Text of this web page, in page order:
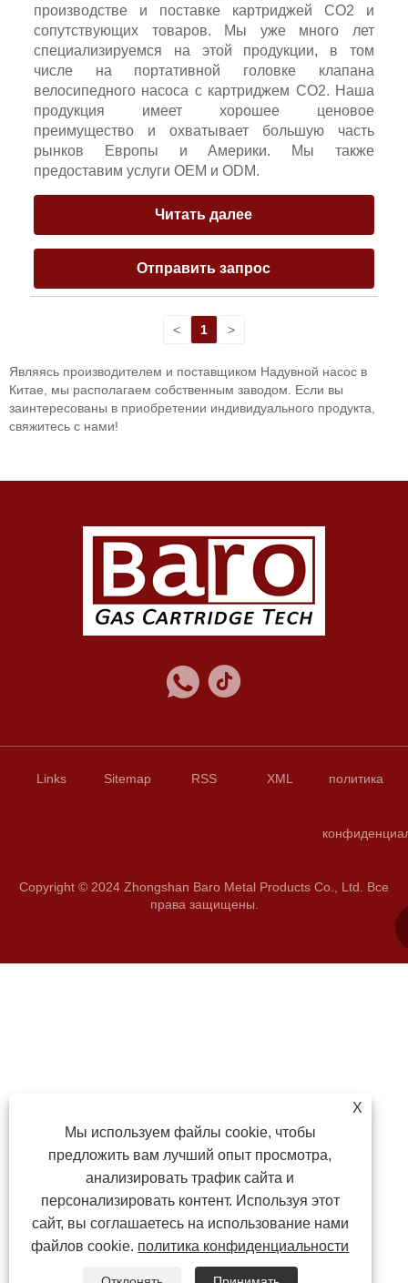
производстве и поставке картриджей CO2 и
сопутствующих товаров. Мы уже много лет
специализируемся на этой продукции, в том
числе на портативной головке клапана
велосипедного насоса с картриджем CO2. Наша
продукция имеет хорошее ценовое
преимущество и охватывает большую часть
рынков Европы и Америки. Мы также
предоставим услуги OEM и ODM.
Читать далее
Отправить запрос
< 1 >
Являясь производителем и поставщиком Надувной насос в
Китае, мы располагаем собственным заводом. Если вы
заинтересованы в приобретении индивидуального продукта,
свяжитесь с нами!
X
Мы используем файлы cookie, чтобы
предложить вам лучший опыт просмотра,
анализировать трафик сайта и
персонализировать контент. Используя этот
сайт, вы соглашаетесь на использование нами
файлов cookie. политика конфиденциальности
Links Sitemap RSS XML политика
Copyright © 2024 Zhongshan Baro Metal Products Co., Ltd. Все
права защищены.